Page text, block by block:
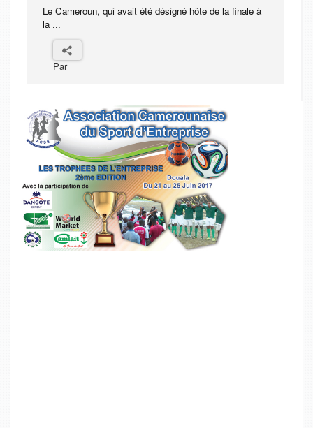
Le Cameroun, qui avait été désigné hôte de la finale à
la ...
Par